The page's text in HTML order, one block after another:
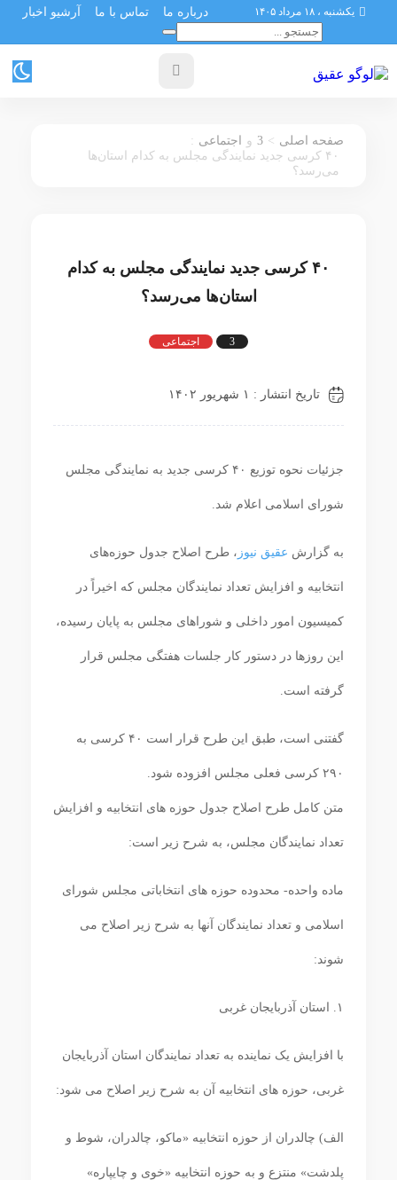
یکشنبه ، ۱۸ مرداد ۱۴۰۵ درباره ما تماس با ما آرشیو اخبار
صفحه اصلی >
3 و اجتماعی :
۴۰ کرسی جدید نمایندگی مجلس به کدام استان‌ها
می‌رسد؟
۴۰ کرسی جدید نمایندگی مجلس به کدام
استان‌ها می‌رسد؟
3 اجتماعی
تاریخ انتشار : ۱ شهریور ۱۴۰۲
جزئیات نحوه توزیع ۴۰ کرسی جدید به نمایندگی مجلس
شورای اسلامی اعلام شد.
به گزارش عقیق نیوز ، طرح اصلاح جدول حوزه‌های
انتخابیه و افزایش تعداد نمایندگان مجلس که اخیراً در
کمیسیون امور داخلی و شوراهای مجلس به پایان رسیده،
این روزها در دستور کار جلسات هفتگی مجلس قرار
گرفته است.
گفتنی است، طبق این طرح قرار است ۴۰ کرسی به
۲۹۰ کرسی فعلی مجلس افزوده شود.
متن کامل طرح اصلاح جدول حوزه های انتخابیه و افزایش
تعداد نمایندگان مجلس، به شرح زیر است:
ماده واحده- محدوده حوزه ‏های انتخاباتی مجلس شورای
اسلامی و تعداد نمایندگان آنها به شرح زیر اصلاح می‏
شوند:
۱. استان آذربایجان غربی
با افزایش یک نماینده به تعداد نمایندگان استان آذربایجان
غربی، حوزه ‏های انتخابیه آن به شرح زیر اصلاح می ‏شود:
الف) چالدران از حوزه انتخابیه «ماکو، چالدران، شوط و
پلدشت» منتزع و به حوزه انتخابیه «خوی و چایپاره»